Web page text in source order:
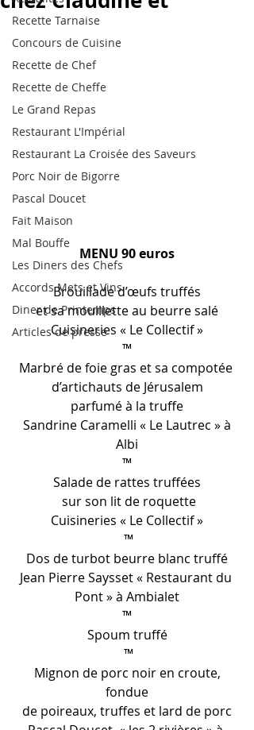
Recette Tarnaise
Concours de Cuisine
Recette de Chef
Recette de Cheffe
Le Grand Repas
Restaurant L'Impérial
Restaurant La Croisée des Saveurs
Porc Noir de Bigorre
Pascal Doucet
Fait Maison
Mal Bouffe
Les Diners des Chefs
Accords Mets et Vins
Diner de Printemps
Articles de presse
MENU 90 euros
Brouillade d’œufs truffés
et sa mouillette au beurre salé
Cuisineries « Le Collectif »
™
Marbré de foie gras et sa compotée
d’artichauts de Jérusalem
parfumé à la truffe
Albi
™
Salade de rattes truffées
sur son lit de roquette
Cuisineries « Le Collectif »
™
Dos de turbot beurre blanc truffé
Jean Pierre Saysset « Restaurant du
Pont » à Ambialet
™
Spoum truffé
™
fondue
de poireaux, truffes et lard de porc